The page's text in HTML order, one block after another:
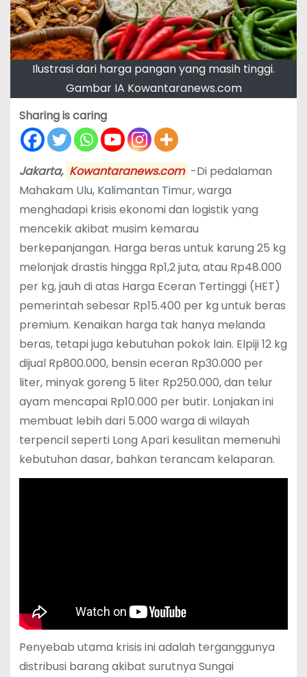
Ilustrasi dari harga pangan yang masih tinggi.
Gambar IA Kowantaranews.com
Sharing is caring
Jakarta, Kowantaranews.com -Di pedalaman
Mahakam Ulu, Kalimantan Timur, warga
menghadapi krisis ekonomi dan logistik yang
mencekik akibat musim kemarau
berkepanjangan. Harga beras untuk karung 25 kg
melonjak drastis hingga Rp1,2 juta, atau Rp48.000
per kg, jauh di atas Harga Eceran Tertinggi (HET)
pemerintah sebesar Rp15.400 per kg untuk beras
premium. Kenaikan harga tak hanya melanda
beras, tetapi juga kebutuhan pokok lain. Elpiji 12 kg
dijual Rp800.000, bensin eceran Rp30.000 per
liter, minyak goreng 5 liter Rp250.000, dan telur
ayam mencapai Rp10.000 per butir. Lonjakan ini
membuat lebih dari 5.000 warga di wilayah
terpencil seperti Long Apari kesulitan memenuhi
kebutuhan dasar, bahkan terancam kelaparan.
Penyebab utama krisis ini adalah terganggunya
distribusi barang akibat surutnya Sungai